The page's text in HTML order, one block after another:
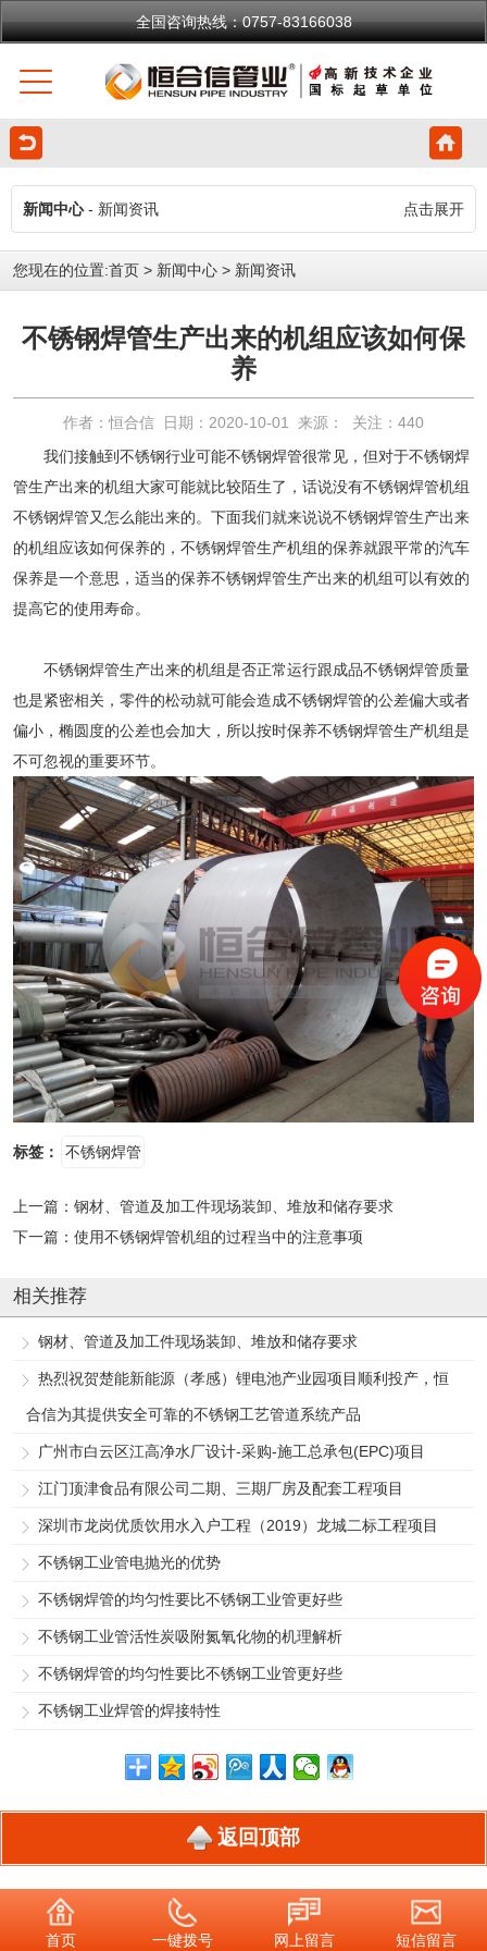
全国咨询热线：0757-83166038
新闻中心- 新闻资讯 点击展开
您现在的位置:首页 > 新闻中心 > 新闻资讯
不锈钢焊管生产出来的机组应该如何保
养
作者：恒合信 日期：2020-10-01 来源： 关注： 440
我们接触到不锈钢行业可能不锈钢焊管很常见，但对于不锈钢焊
管生产出来的机组大家可能就比较陌生了，话说没有不锈钢焊管机组
不锈钢焊管又怎么能出来的。下面我们就来说说不锈钢焊管生产出来
的机组应该如何保养的， 不锈钢焊管生产机组的保养就跟平常的汽车
保养是一个意思，适当的保养不锈钢焊管生产出来的机组可以有效的
提高它的使用寿命。
不锈钢焊管生产出来的机组是否正常运行跟成品不锈钢焊管质量
也是紧密相关，零件的松动就可能会造成不锈钢焊管的公差偏大或者
偏小，椭圆度的公差也会加大，所以按时保养不锈钢焊管生产机组是
不可忽视的重要环节。
标签： 不锈钢焊管
上一篇： 钢材、管道及加工件现场装卸、堆放和储存要求
下一篇： 使用不锈钢焊管机组的过程当中的注意事项
相关推荐
钢材、管道及加工件现场装卸、堆放和储存要求
热烈祝贺楚能新能源（孝感）锂电池产业园项目顺利投产，恒
合信为其提供安全可靠的不锈钢工艺管道系统产品
广州市白云区江高净水厂设计-采购-施工总承包(EPC)项目
江门顶津食品有限公司二期、三期厂房及配套工程项目
深圳市龙岗优质饮用水入户工程（2019）龙城二标工程项目
不锈钢工业管电抛光的优势
不锈钢焊管的均匀性要比不锈钢工业管更好些
不锈钢工业管活性炭吸附氮氧化物的机理解析
不锈钢焊管的均匀性要比不锈钢工业管更好些
不锈钢工业焊管的焊接特性
首页 一键拨号 网上留言 短信留言
返回顶部